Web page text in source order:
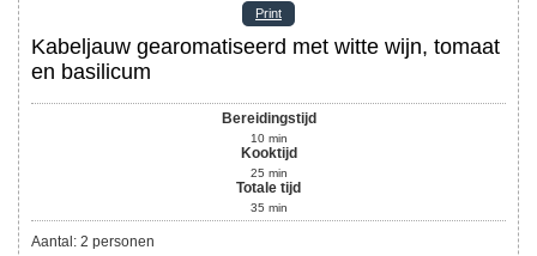
Print
Kabeljauw gearomatiseerd met witte wijn, tomaat
en basilicum
Bereidingstijd
10 min
Kooktijd
25 min
Totale tijd
35 min
Aantal: 2 personen